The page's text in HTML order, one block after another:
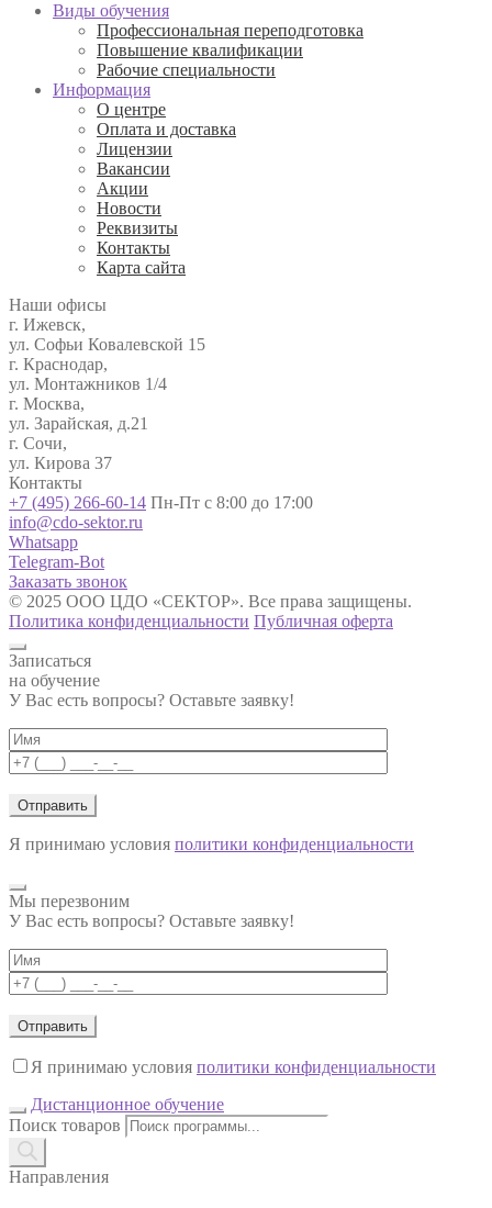
Виды обучения
Профессиональная переподготовка
Повышение квалификации
Рабочие специальности
Информация
О центре
Оплата и доставка
Лицензии
Вакансии
Акции
Новости
Реквизиты
Контакты
Карта сайта
Наши офисы
г. Ижевск,
ул. Софьи Ковалевской 15
г. Краснодар,
ул. Монтажников 1/4
г. Москва,
ул. Зарайская, д.21
г. Сочи,
ул. Кирова 37
Контакты
+7 (495) 266-60-14 Пн-Пт с 8:00 до 17:00
info@cdo-sektor.ru
Whatsapp
Telegram-Bot
Заказать звонок
© 2025 ООО ЦДО «СЕКТОР». Все права защищены.
Политика конфиденциальности Публичная оферта
Записаться
на обучение
У Вас есть вопросы? Оставьте заявку!
Я принимаю условия политики конфиденциальности
Мы перезвоним
У Вас есть вопросы? Оставьте заявку!
Я принимаю условия политики конфиденциальности
Дистанционное обучение
Поиск товаров
Направления